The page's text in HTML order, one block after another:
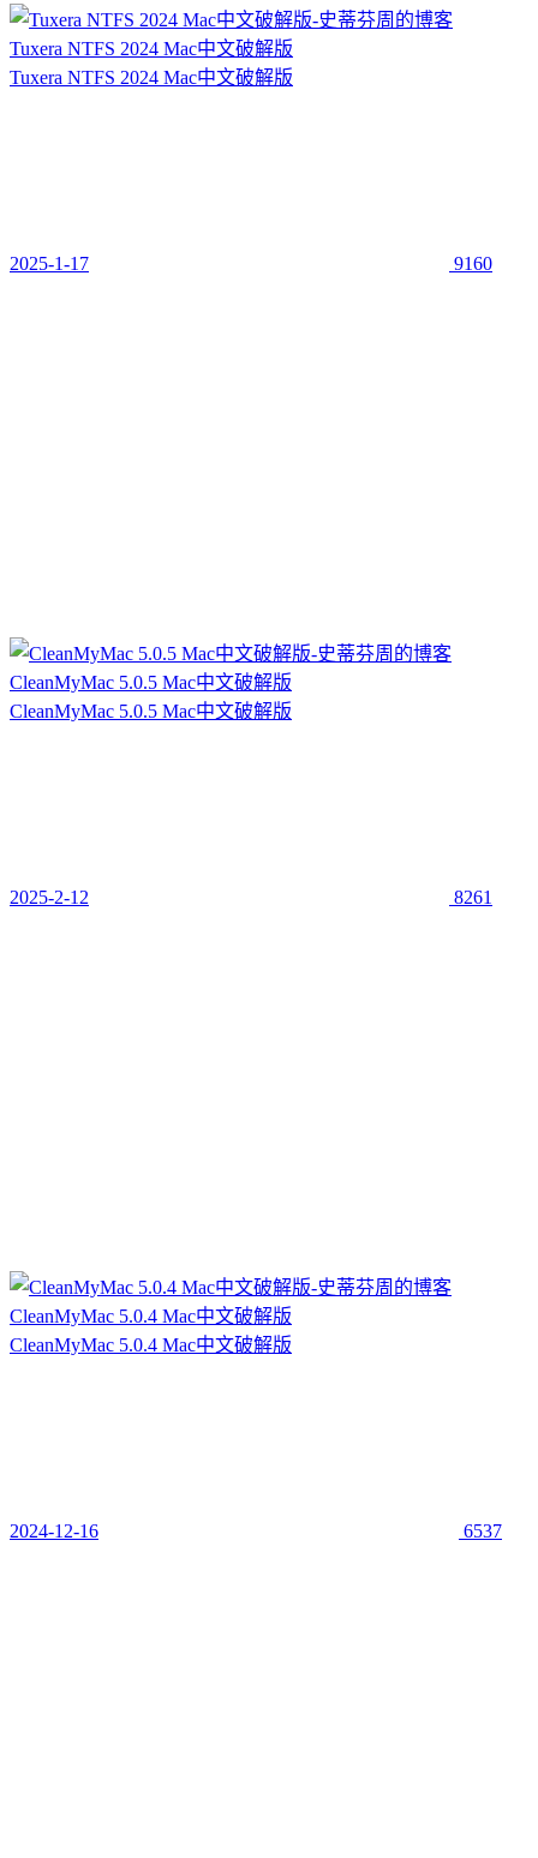
Tuxera NTFS 2024 Mac中文破解版
Tuxera NTFS 2024 Mac中文破解版
2025-1-17 9160
CleanMyMac 5.0.5 Mac中文破解版
CleanMyMac 5.0.5 Mac中文破解版
2025-2-12 8261
CleanMyMac 5.0.4 Mac中文破解版
CleanMyMac 5.0.4 Mac中文破解版
2024-12-16 6537